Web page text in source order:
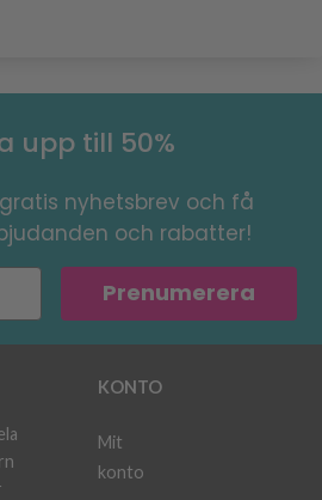
upp till 50%
nyhetsbrev och få
och rabatter!
Prenumerera
KONTO
Mit
konto